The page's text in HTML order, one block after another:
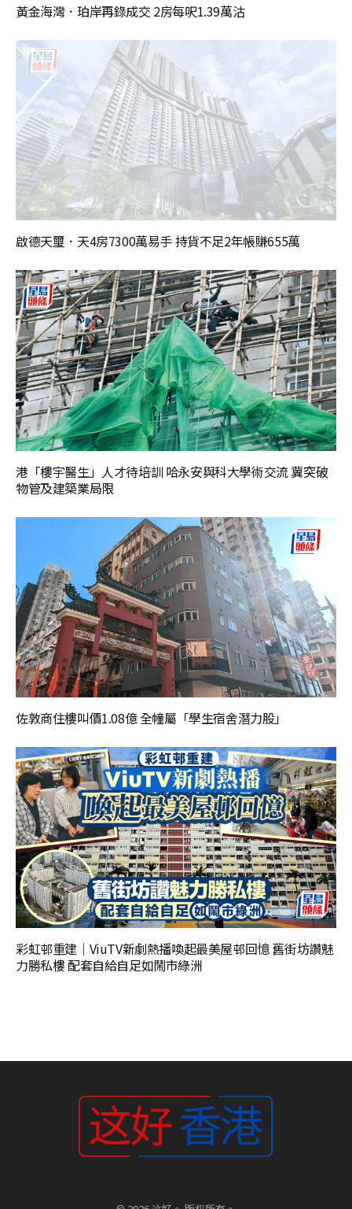
黃金海灣．珀岸再錄成交 2房每呎1.39萬沽
啟德天璽．天4房7300萬易手 持貨不足2年帳賺655萬
港「樓宇醫生」人才待培訓 哈永安與科大學術交流 冀突破
物管及建築業局限
佐敦商住樓叫價1.08億 全幢屬「學生宿舍潛力股」
彩虹邨重建｜ViuTV新劇熱播喚起最美屋邨回憶 舊街坊讚魅
力勝私樓 配套自給自足如鬧市綠洲